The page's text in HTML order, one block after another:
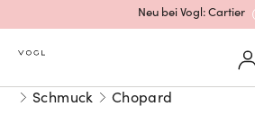
Mehr erfahren: Ikonische Uhren
Rolex Certified Pre-Owned
Schmuck Chopard